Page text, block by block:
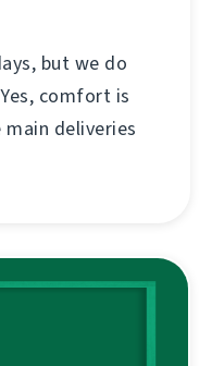
but we do
comfort is
deliveries